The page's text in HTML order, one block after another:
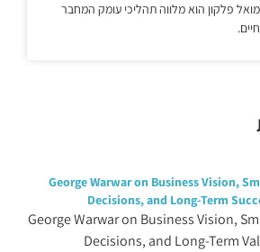
George Warwar on Business Vision,
Decisions, and Long-Term
George Warwar on Business Vision,
Decisions, and Long-Term
פלקון הוא מלווה תהליכי עומק המחבר